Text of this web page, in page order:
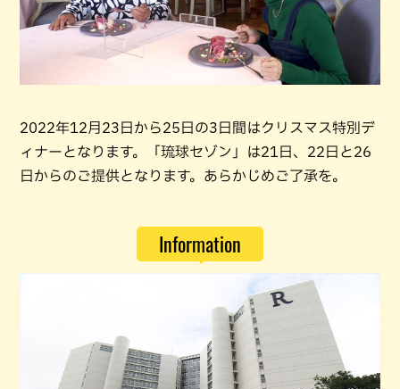
2022年12月23日から25日の3日間はクリスマス特別デ
ィナーとなります。「琉球セゾン」は21日、22日と26
日からのご提供となります。あらかじめご了承を。
Information